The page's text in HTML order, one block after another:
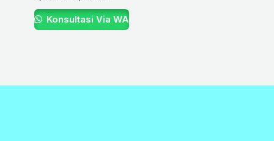
Konsultasi Via WA